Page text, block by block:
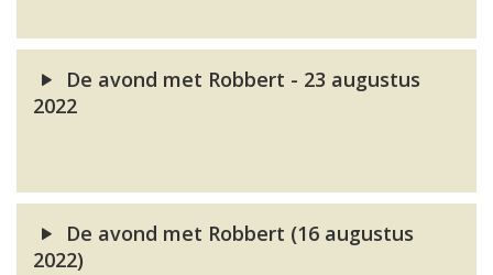
De avond met Robbert - 23 augustus
2022
De avond met Robbert (16 augustus
2022)